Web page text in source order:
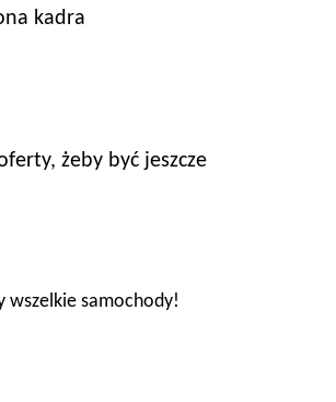
kadra
żeby być jeszcze
wszelkie samochody!